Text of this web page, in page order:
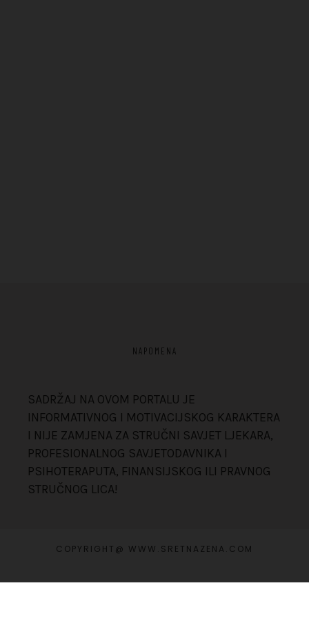
NAPOMENA
SADRŽAJ NA OVOM PORTALU JE
INFORMATIVNOG I MOTIVACIJSKOG KARAKTERA
I NIJE ZAMJENA ZA STRUČNI SAVJET LJEKARA,
PROFESIONALNOG SAVJETODAVNIKA I
PSIHOTERAPUTA, FINANSIJSKOG ILI PRAVNOG
STRUČNOG LICA!
COPYRIGHT@ WWW.SRETNAZENA.COM